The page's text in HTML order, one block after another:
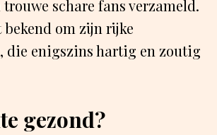
schare fans verzameld.
om zijn rijke
die enigszins hartig en zoutig
gezond?